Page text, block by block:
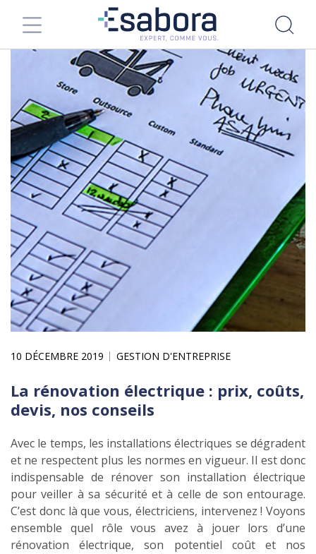
10 DÉCEMBRE 2019 GESTION D'ENTREPRISE
La rénovation électrique : prix, coûts,
devis, nos conseils
Avec le temps, les installations électriques se dégradent
et ne respectent plus les normes en vigueur. Il est donc
indispensable de rénover son installation électrique
pour veiller à sa sécurité et à celle de son entourage.
C’est donc là que vous, électriciens, intervenez ! Voyons
ensemble quel rôle vous avez à jouer lors d’une
rénovation électrique, son potentiel coût et nos